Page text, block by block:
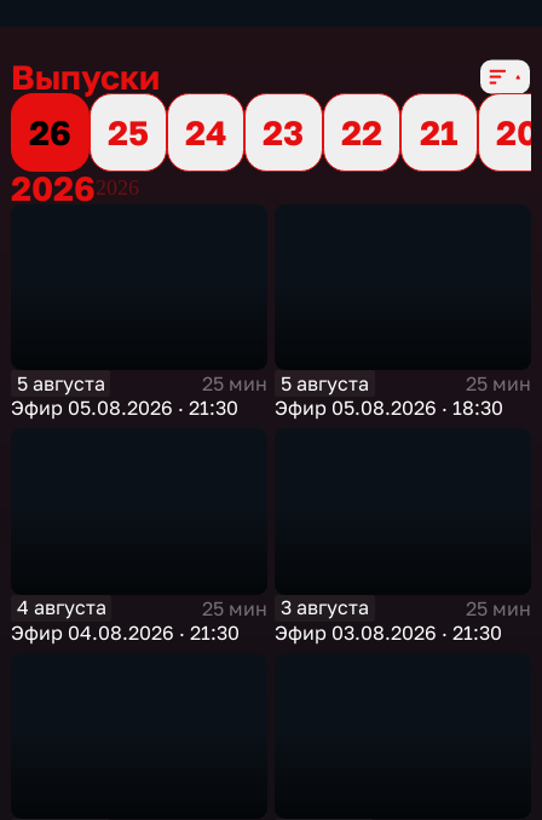
Выпуски
26
25 24 23 22 21
20
20262026
5 августа
25 мин
Эфир 05.08.2026 · 21:30
5 августа
25 мин
Эфир 05.08.2026 · 18:30
4 августа
25 мин
Эфир 04.08.2026 · 21:30
3 августа
25 мин
Эфир 03.08.2026 · 21:30